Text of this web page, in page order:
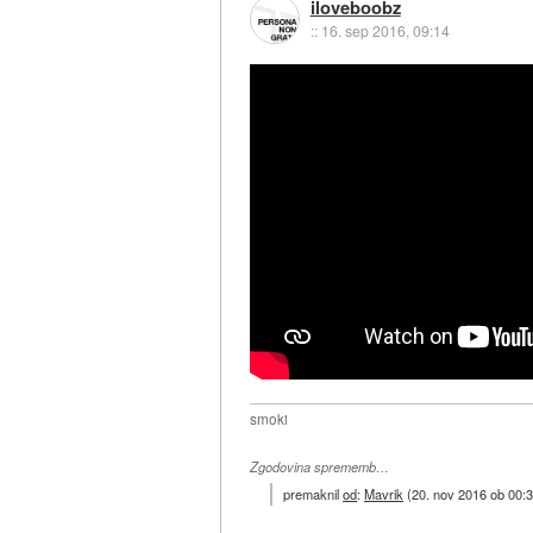
iloveboobz
:: 16. sep 2016, 09:14
smoki
Zgodovina sprememb…
premaknilod:Mavrik (20. nov 2016 ob